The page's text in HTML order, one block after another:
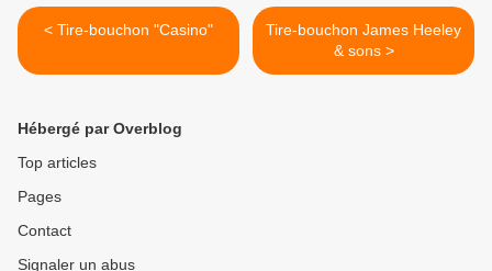
< Tire-bouchon "Casino"
Tire-bouchon James Heeley
& sons >
Hébergé par Overblog
Top articles
Pages
Contact
Signaler un abus